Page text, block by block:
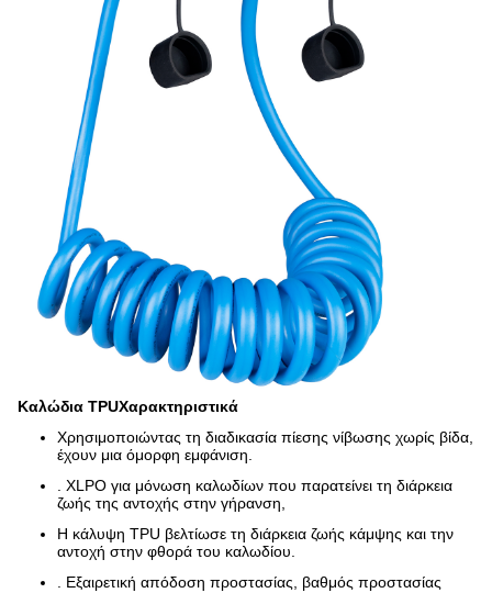
Καλώδια TPUΧαρακτηριστικά
Χρησιμοποιώντας τη διαδικασία πίεσης νίβωσης χωρίς βίδα,
έχουν μια όμορφη εμφάνιση.
. XLPO για μόνωση καλωδίων που παρατείνει τη διάρκεια
ζωής της αντοχής στην γήρανση,
Η κάλυψη TPU βελτίωσε τη διάρκεια ζωής κάμψης και την
αντοχή στην φθορά του καλωδίου.
. Εξαιρετική απόδοση προστασίας, βαθμός προστασίας